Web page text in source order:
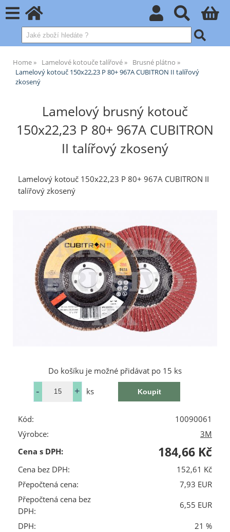
Home Lamelové kotouče talířové
Brusné plátno
Lamelový kotouč 150x22,23 P 80+ 967A CUBITRON II talířový
zkosený
Lamelový brusný kotouč
150x22,23 P 80+ 967A CUBITRON
II talířový zkosený
Lamelový kotouč 150x22,23 P 80+ 967A CUBITRON II
talířový zkosený
Do košíku je možné přidávat po 15 ks
ks
Kód:
10090061
Výrobce:
3M
Cena s DPH:
184,66 Kč
Cena bez DPH:
152,61 Kč
Přepočtená cena:
7,93 EUR
Přepočtená cena bez
DPH:
6,55 EUR
DPH:
21 %